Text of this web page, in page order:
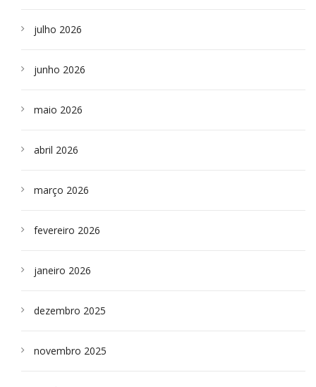
julho 2026
junho 2026
maio 2026
abril 2026
março 2026
fevereiro 2026
janeiro 2026
dezembro 2025
novembro 2025